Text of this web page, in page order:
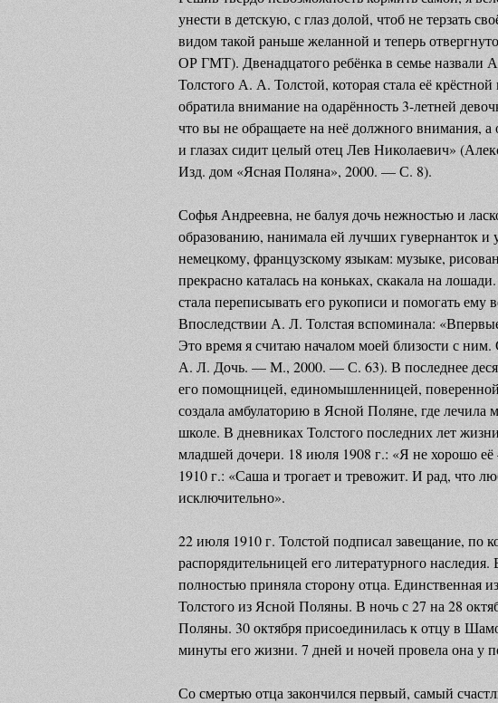
унести в детскую, с глаз долой, чтоб не терзать
видом такой раньше желанной и теперь
ОР ГМТ). Двенадцатого ребёнка в семье назвали
Толстого А. А. Толстой, которая стала её
обратила внимание на одарённость 3-летней
что вы не обращаете на неё должного внимания,
и глазах сидит целый отец Лев Николаевич»
Изд. дом «Ясная Поляна», 2000. — С. 8).
Софья Андреевна, не балуя дочь нежностью и
образованию, нанимала ей лучших гувернанток
немецкому, французскому языкам: музыке,
прекрасно каталась на коньках, скакала на
стала переписывать его рукописи и помогать ему
Впоследствии А. Л. Толстая вспоминала:
Это время я считаю началом моей близости с ним.
А. Л. Дочь. — М., 2000. — С. 63). В последнее
его помощницей, единомышленницей,
создала амбулаторию в Ясной Поляне, где лечила
школе. В дневниках Толстого последних лет
младшей дочери. 18 июля 1908 г.: «Я не хорошо
1910 г.: «Саша и трогает и тревожит. И рад, что
исключительно».
22 июля 1910 г. Толстой подписал завещание, по
распорядительницей его литературного
полностью приняла сторону отца. Единственная
Толстого из Ясной Поляны. В ночь с 27 на 28
Поляны. 30 октября присоединилась к отцу в
минуты его жизни. 7 дней и ночей провела она у
Со смертью отца закончился первый, самый